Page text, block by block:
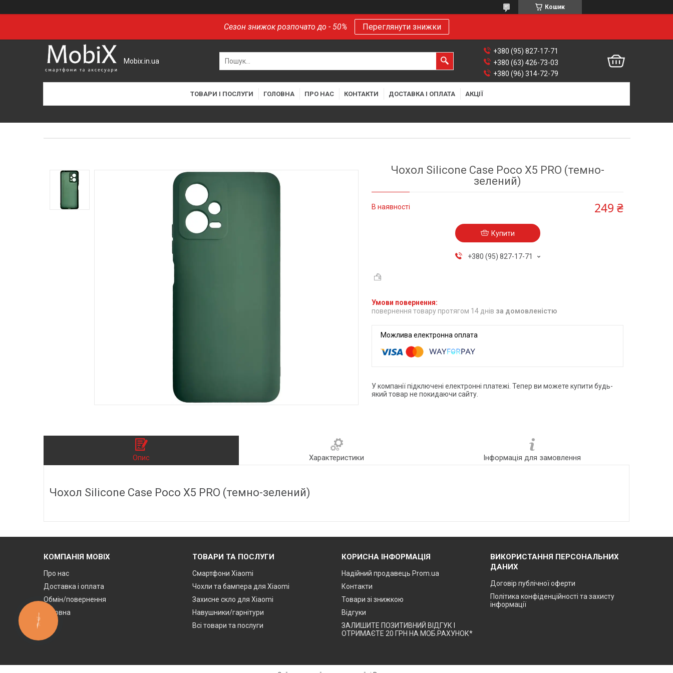
Кошик
Сезон знижок розпочато до - 50% Переглянути знижки
Mobix.in.ua
+380 (95) 827-17-71
+380 (63) 426-73-03
+380 (96) 314-72-79
ТОВАРИ І ПОСЛУГИ ГОЛОВНА ПРО НАС КОНТАКТИ ДОСТАВКА І ОПЛАТА АКЦІЇ
Чохол Silicone Case Poco X5 PRO (темно-
зелений)
В наявності 249 ₴
Купити
+380 (95) 827-17-71
повернення товару протягом 14 днів за домовленістю
У компанії підключені електронні платежі. Тепер ви можете купити будь-
який товар не покидаючи сайту.
Опис Характеристики Інформація для замовлення
Чохол Silicone Case Poco X5 PRO (темно-зелений)
КОМПАНІЯ MOBIX
Про нас
Доставка і оплата
Обмін/повернення
Головна
ТОВАРИ ТА ПОСЛУГИ
Смартфони Xiaomi
Чохли та бампера для Xiaomi
Захисне скло для Xiaomi
Навушники/гарнітури
Всі товари та послуги
КОРИСНА ІНФОРМАЦІЯ
Надійний продавець Prom.ua
Контакти
Товари зі знижкою
Відгуки
ЗАЛИШИТЕ ПОЗИТИВНИЙ ВІДГУК І
ОТРИМАЄТЕ 20 ГРН НА МОБ.РАХУНОК*
ВИКОРИСТАННЯ ПЕРСОНАЛЬНИХ
ДАНИХ
Договір публічної оферти
Політика конфіденційності та захисту
інформації
КНОПКА
ЗВ'ЯЗКУ